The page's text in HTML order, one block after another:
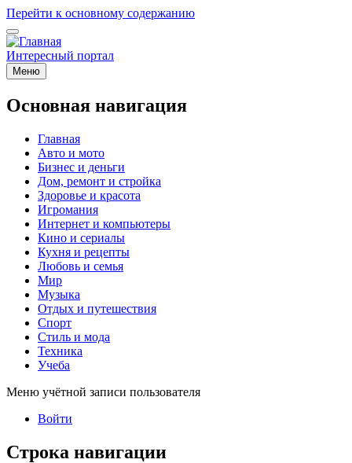
Перейти к основному содержанию
Интересный портал
Меню
Основная навигация
Главная
Авто и мото
Бизнес и деньги
Дом, ремонт и стройка
Здоровье и красота
Игромания
Интернет и компьютеры
Кино и сериалы
Кухня и рецепты
Любовь и семья
Мир
Музыка
Отдых и путешествия
Спорт
Стиль и мода
Техника
Учеба
Меню учётной записи пользователя
Войти
Строка навигации